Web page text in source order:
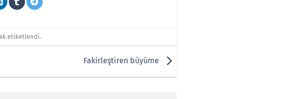
etiketlendi.
Fakirleştiren büyüme